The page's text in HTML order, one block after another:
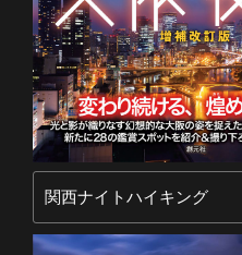
関西ナイトハイキング